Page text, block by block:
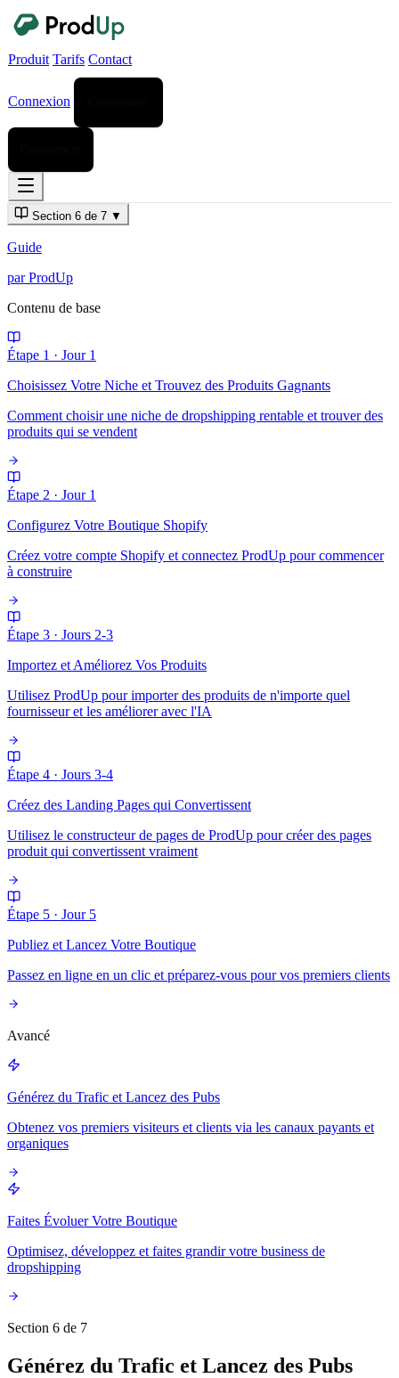
Produit Tarifs Contact
Connexion
Section 6 de 7 ▼
Guide
par ProdUp
Contenu de base
Étape 1 · Jour 1
Choisissez Votre Niche et Trouvez des Produits Gagnants
Comment choisir une niche de dropshipping rentable et trouver des
produits qui se vendent
Étape 2 · Jour 1
Configurez Votre Boutique Shopify
Créez votre compte Shopify et connectez ProdUp pour commencer
à construire
Étape 3 · Jours 2-3
Importez et Améliorez Vos Produits
Utilisez ProdUp pour importer des produits de n'importe quel
fournisseur et les améliorer avec l'IA
Étape 4 · Jours 3-4
Créez des Landing Pages qui Convertissent
Utilisez le constructeur de pages de ProdUp pour créer des pages
produit qui convertissent vraiment
Étape 5 · Jour 5
Publiez et Lancez Votre Boutique
Passez en ligne en un clic et préparez-vous pour vos premiers clients
Avancé
Générez du Trafic et Lancez des Pubs
Obtenez vos premiers visiteurs et clients via les canaux payants et
organiques
Faites Évoluer Votre Boutique
Optimisez, développez et faites grandir votre business de
dropshipping
Section 6 de 7
Générez du Trafic et Lancez des Pubs